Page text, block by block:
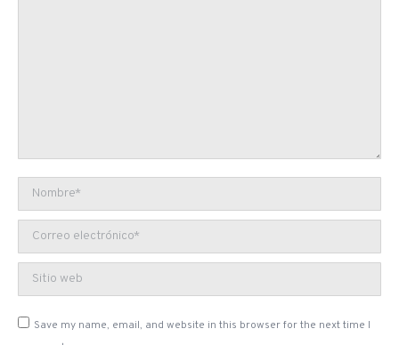
Nombre *
Correo electrónico *
Sitio web
Save my name, email, and website in this browser for the next time I